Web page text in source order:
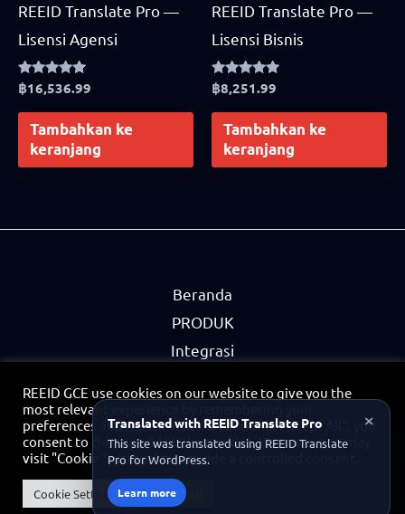
REEID Translate Pro —
Lisensi Agensi
Rated
5.00
out of 5
฿16,536.99
Tambahkan ke
keranjang
REEID Translate Pro —
Lisensi Bisnis
Rated
4.75
out of 5
฿8,251.99
Tambahkan ke
keranjang
Beranda
PRODUK
Integrasi
Kebijakan Privasi
Kontak
Portal Mitra
REEID GCE use cookies on our website to give you the
most relevant experience by remembering your
preferences and repeat visits. By clicking “Accept All”, you
consent to the use of ALL the cookies. However, you may
visit "Cookie Settings" to provide a controlled consent.
Cookie Settings Accept All
×
Translated with REEID Translate Pro
This site was translated using REEID Translate
Pro for WordPress.
Learn more